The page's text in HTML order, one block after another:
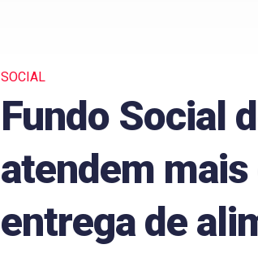
SOCIAL
Fundo Social
atendem
entrega de